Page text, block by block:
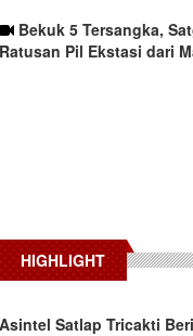
Bekuk 5 Tersangka,
Ratusan Pil Ekstasi dari
HIGHLIGHT
Asintel Satlap Tricakti Beri